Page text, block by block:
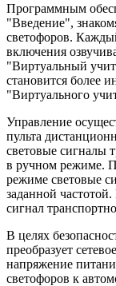
Программным
"Введение",
светофоров.
включения
"Виртуальный
становится более
"Виртуального
Управление
пульта
световые сигналы
в ручном режиме.
режиме световые
заданной
сигнал
В целях
преобразует
напряжение
светофоров к